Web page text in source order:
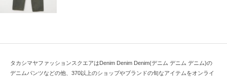
タカシマヤファッションスクエアはDenim Denim Denim(デニム デニム デニム)の
デニムパンツなどの他、370以上のショップやブランドの旬なアイテムをオンライ